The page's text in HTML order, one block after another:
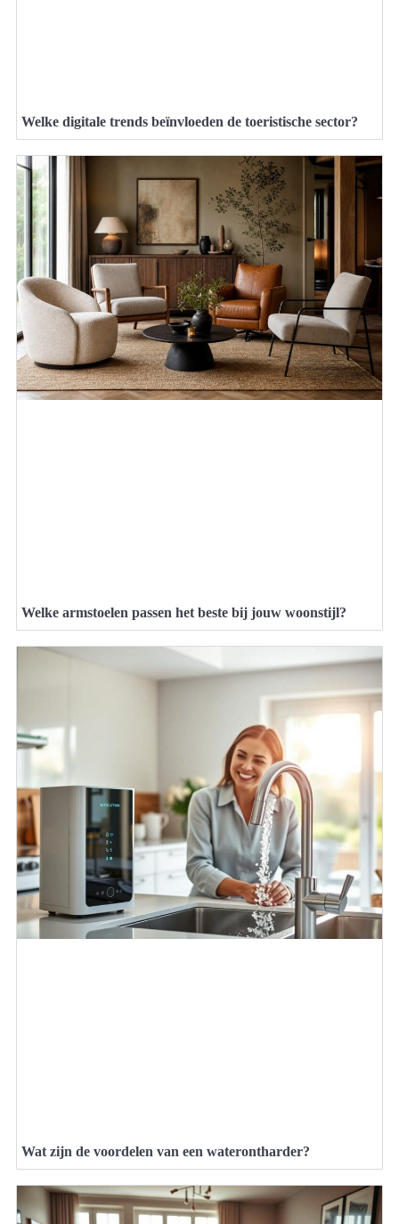
Welke digitale trends beïnvloeden de toeristische sector?
Welke armstoelen passen het beste bij jouw woonstijl?
Wat zijn de voordelen van een waterontharder?